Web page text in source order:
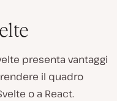
presenta vantaggi
il quadro
o a React.